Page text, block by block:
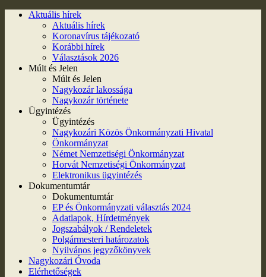
Aktuális hírek
Aktuális hírek
Koronavírus tájékozató
Korábbi hírek
Választások 2026
Múlt és Jelen
Múlt és Jelen
Nagykozár lakossága
Nagykozár története
Ügyintézés
Ügyintézés
Nagykozári Közös Önkormányzati Hivatal
Önkormányzat
Német Nemzetiségi Önkormányzat
Horvát Nemzetiségi Önkormányzat
Elektronikus ügyintézés
Dokumentumtár
Dokumentumtár
EP és Önkormányzati választás 2024
Adatlapok, Hírdetmények
Jogszabályok / Rendeletek
Polgármesteri határozatok
Nyilvános jegyzőkönyvek
Nagykozári Óvoda
Elérhetőségek